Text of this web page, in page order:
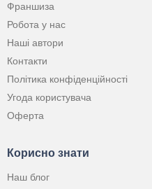
Франшиза
Робота у нас
Наші автори
Контакти
Політика конфіденційності
Угода користувача
Оферта
Корисно знати
Наш блог